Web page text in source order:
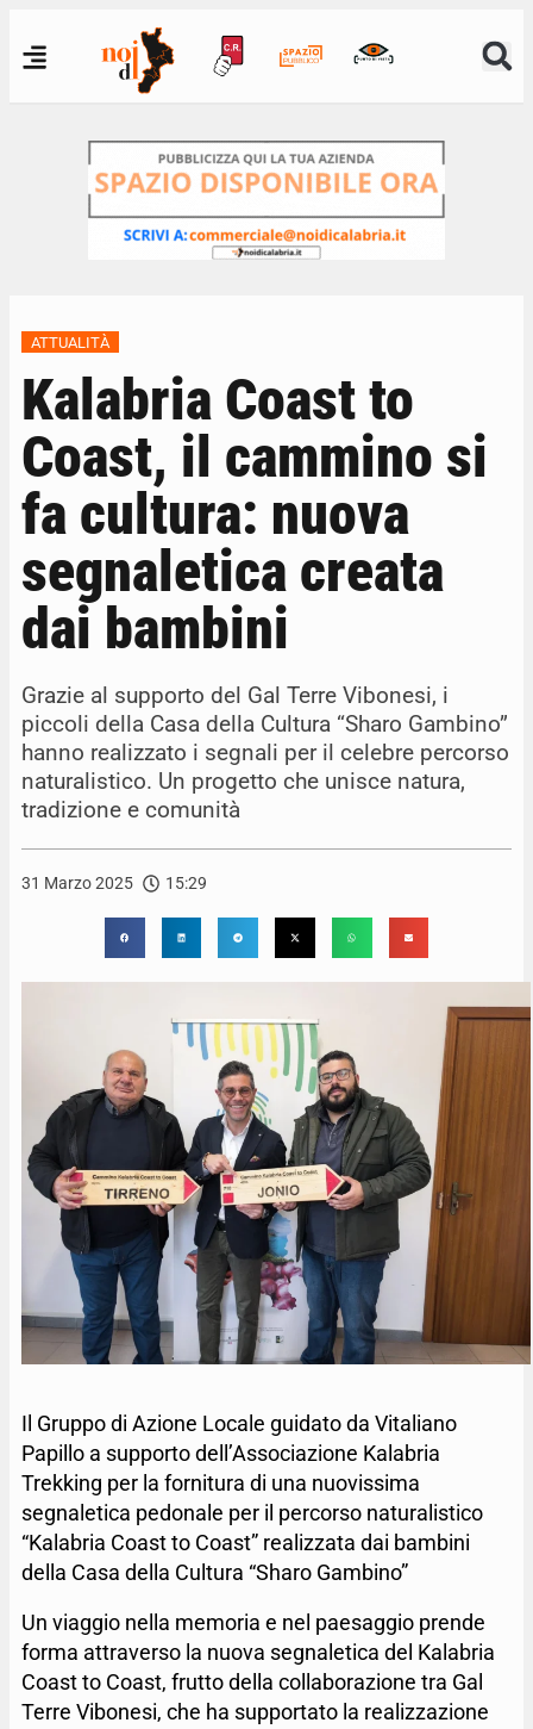
ATTUALITÀ
Kalabria Coast to
Coast, il cammino si
fa cultura: nuova
segnaletica creata
dai bambini
Grazie al supporto del Gal Terre Vibonesi, i
piccoli della Casa della Cultura “Sharo Gambino”
hanno realizzato i segnali per il celebre percorso
naturalistico. Un progetto che unisce natura,
tradizione e comunità
31 Marzo 2025 15:29
Il Gruppo di Azione Locale guidato da Vitaliano
Papillo a supporto dell’Associazione Kalabria
Trekking per la fornitura di una nuovissima
segnaletica pedonale per il percorso naturalistico
“Kalabria Coast to Coast” realizzata dai bambini
della Casa della Cultura “Sharo Gambino”
Un viaggio nella memoria e nel paesaggio prende
forma attraverso la nuova segnaletica del Kalabria
Coast to Coast, frutto della collaborazione tra Gal
Terre Vibonesi, che ha supportato la realizzazione